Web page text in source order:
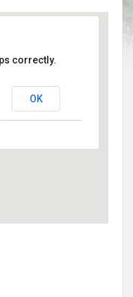
correctly.
OK